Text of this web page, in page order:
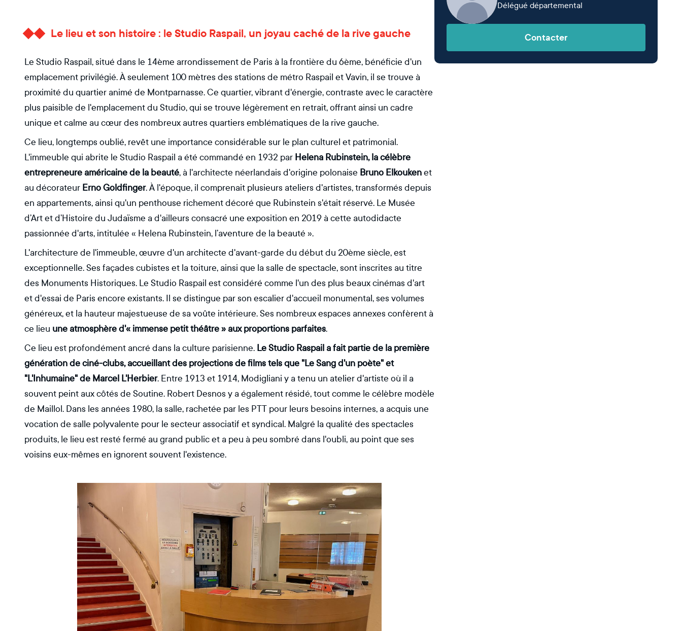
Le lieu et son histoire : le Studio Raspail, un joyau caché de la rive gauche
Le Studio Raspail, situé dans le 14ème arrondissement de Paris à la frontière du 6ème, bénéficie d'un
emplacement privilégié. À seulement 100 mètres des stations de métro Raspail et Vavin, il se trouve à
proximité du quartier animé de Montparnasse. Ce quartier, vibrant d'énergie, contraste avec le caractère
plus paisible de l'emplacement du Studio, qui se trouve légèrement en retrait, offrant ainsi un cadre
unique et calme au cœur des nombreux autres quartiers emblématiques de la rive gauche.
Ce lieu, longtemps oublié, revêt une importance considérable sur le plan culturel et patrimonial.
L'immeuble qui abrite le Studio Raspail a été commandé en 1932 par Helena Rubinstein, la célèbre
entrepreneure américaine de la beauté, à l'architecte néerlandais d'origine polonaise Bruno Elkoukenet
au décorateur Erno Goldfinger. À l'époque, il comprenait plusieurs ateliers d'artistes, transformés depuis
en appartements, ainsi qu'un penthouse richement décoré que Rubinstein s'était réservé. Le Musée
d’Art et d’Histoire du Judaïsme a d'ailleurs consacré une exposition en 2019 à cette autodidacte
passionnée d'arts, intitulée « Helena Rubinstein, l’aventure de la beauté ».
L'architecture de l'immeuble, œuvre d'un architecte d'avant-garde du début du 20ème siècle, est
exceptionnelle. Ses façades cubistes et la toiture, ainsi que la salle de spectacle, sont inscrites au titre
des Monuments Historiques. Le Studio Raspail est considéré comme l'un des plus beaux cinémas d'art
et d'essai de Paris encore existants. Il se distingue par son escalier d'accueil monumental, ses volumes
généreux, et la hauteur majestueuse de sa voûte intérieure. Ses nombreux espaces annexes confèrent à
ce lieu une atmosphère d'« immense petit théâtre » aux proportions parfaites.
Ce lieu est profondément ancré dans la culture parisienne. Le Studio Raspail a fait partie de la première
génération de ciné-clubs, accueillant des projections de films tels que "Le Sang d'un poète" et
"L'Inhumaine" de Marcel L'Herbier. Entre 1913 et 1914, Modigliani y a tenu un atelier d'artiste où il a
souvent peint aux côtés de Soutine. Robert Desnos y a également résidé, tout comme le célèbre modèle
de Maillol. Dans les années 1980, la salle, rachetée par les PTT pour leurs besoins internes, a acquis une
vocation de salle polyvalente pour le secteur associatif et syndical. Malgré la qualité des spectacles
produits, le lieu est resté fermé au grand public et a peu à peu sombré dans l'oubli, au point que ses
voisins eux-mêmes en ignorent souvent l'existence.
Délégué départemental
Contacter